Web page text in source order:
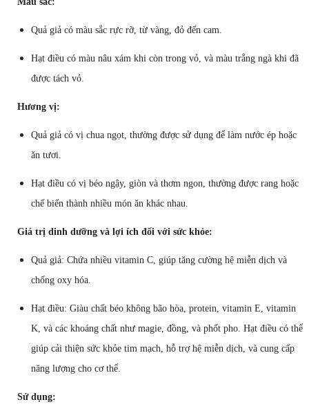
Quả giả có màu sắc rực rỡ, từ vàng, đỏ đến cam.
Hạt điều có màu nâu xám khi còn trong vỏ, và màu trắng ngà khi đã
được tách vỏ.
Hương vị:
Quả giả có vị chua ngọt, thường được sử dụng để làm nước ép hoặc
ăn tươi.
Hạt điều có vị béo ngậy, giòn và thơm ngon, thường được rang hoặc
chế biến thành nhiều món ăn khác nhau.
Giá trị dinh dưỡng và lợi ích đối với sức khỏe:
Quả giả: Chứa nhiều vitamin C, giúp tăng cường hệ miễn dịch và
chống oxy hóa.
Hạt điều: Giàu chất béo không bão hòa, protein, vitamin E, vitamin
K, và các khoáng chất như magie, đồng, và phốt pho. Hạt điều có thể
giúp cải thiện sức khỏe tim mạch, hỗ trợ hệ miễn dịch, và cung cấp
năng lượng cho cơ thể.
Sử dụng: